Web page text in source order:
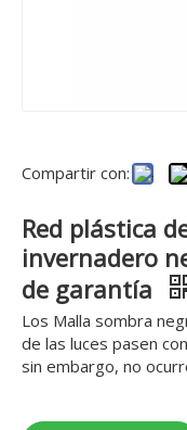
Compartir con:
Red plástica
invernadero
de garantía
Los Malla sombra
de las luces pasen
sin embargo, no